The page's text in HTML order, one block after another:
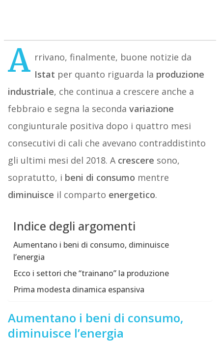
A rrivano, finalmente, buone notizie da
Istat per quanto riguarda la produzione
industriale, che continua a crescere anche a
febbraio e segna la seconda variazione
congiunturale positiva dopo i quattro mesi
consecutivi di cali che avevano contraddistinto
gli ultimi mesi del 2018. A crescere sono,
sopratutto, i beni di consumo mentre
diminuisce il comparto energetico.
Indice degli argomenti
Aumentano i beni di consumo, diminuisce
l’energia
Ecco i settori che “trainano” la produzione
Prima modesta dinamica espansiva
Aumentano i beni di consumo,
diminuisce l’energia